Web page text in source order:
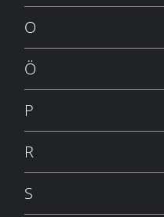
O
Ö
P
R
S